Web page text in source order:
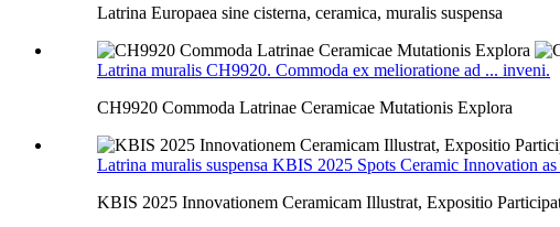
Latrina Europaea sine cisterna, ceramica, muralis suspensa
Latrina muralis CH9920. Commoda ex melioratione ad ... inveni.
CH9920 Commoda Latrinae Ceramicae Mutationis Explora
Latrina muralis suspensa KBIS 2025 Spots Ceramic Innovation
KBIS 2025 Innovationem Ceramicam Illustrat, Expositio